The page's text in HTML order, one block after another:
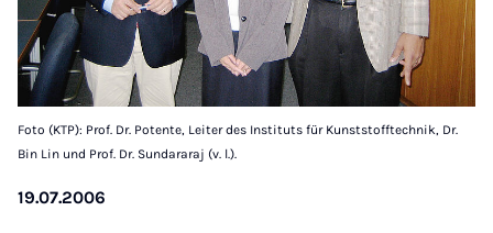
Foto (KTP): Prof. Dr. Potente, Leiter des Instituts für Kunststofftechnik, Dr.
Bin Lin und Prof. Dr. Sundararaj (v. l.).
19.07.2006